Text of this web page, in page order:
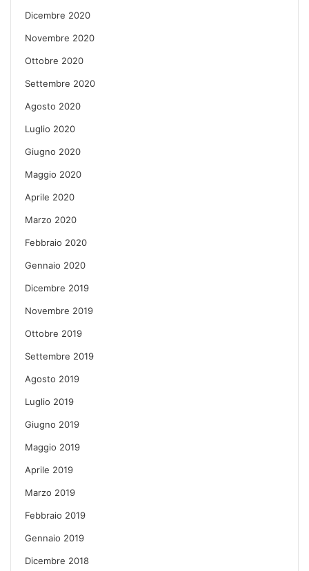
Dicembre 2020
Novembre 2020
Ottobre 2020
Settembre 2020
Agosto 2020
Luglio 2020
Giugno 2020
Maggio 2020
Aprile 2020
Marzo 2020
Febbraio 2020
Gennaio 2020
Dicembre 2019
Novembre 2019
Ottobre 2019
Settembre 2019
Agosto 2019
Luglio 2019
Giugno 2019
Maggio 2019
Aprile 2019
Marzo 2019
Febbraio 2019
Gennaio 2019
Dicembre 2018